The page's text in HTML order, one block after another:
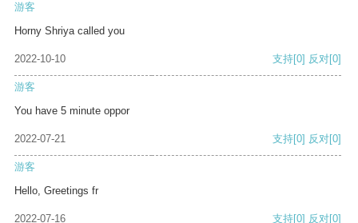
游客
Horny Shriya called you
2022-10-10 支持[0] 反对[0]
游客
You have 5 minute oppor
2022-07-21 支持[0] 反对[0]
游客
Hello, Greetings fr
2022-07-16 支持[0] 反对[0]